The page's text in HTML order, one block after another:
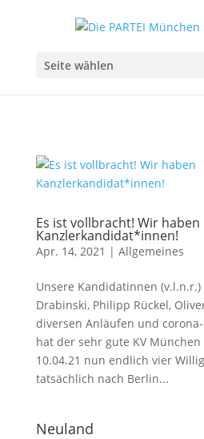
Seite wählen
Es ist vollbracht! Wir haben
Kanzlerkandidat*innen!
Apr. 14, 2021 | Allgemeines
Unsere Kandidatinnen
Drabinski, Philipp Rückel,
diversen Anläufen und
hat der sehr gute KV München
10.04.21 nun endlich vier
tatsächlich nach Berlin...
Neuland